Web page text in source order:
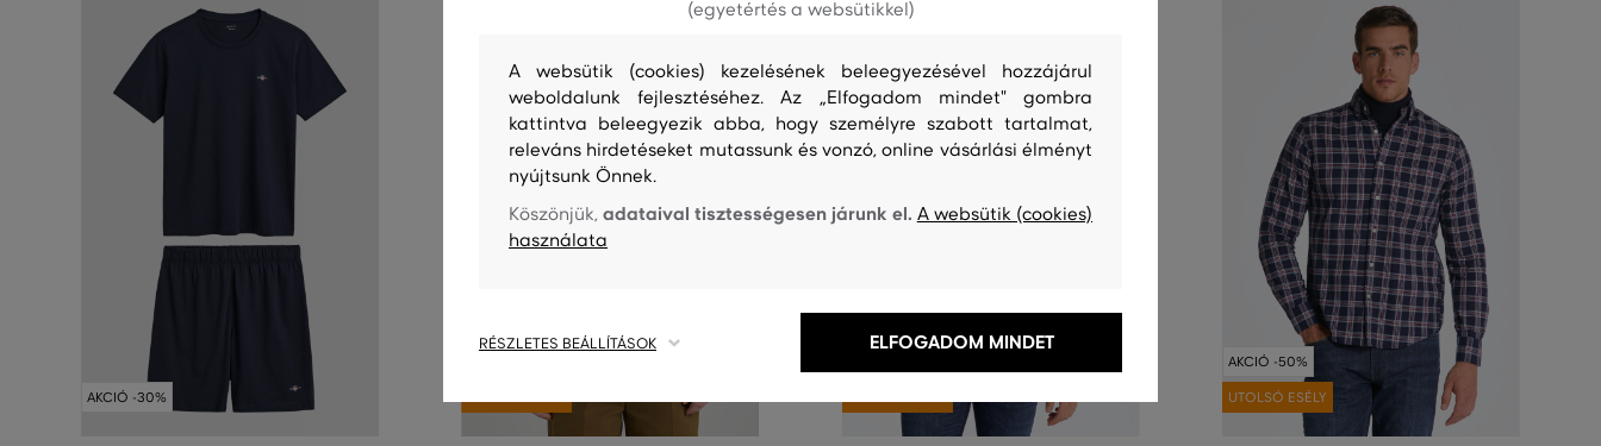
AKCIÓ -30%
AKCIÓ -50%
UTOLSÓ ESÉLY
(egyetértés a websütikkel)
A websütik (cookies) kezelésének beleegyezésével hozzájárul
weboldalunk fejlesztéséhez. Az „Elfogadom mindet" gombra
kattintva beleegyezik abba, hogy személyre szabott tartalmat,
releváns hirdetéseket mutassunk és vonzó, online vásárlási élményt
nyújtsunk Önnek.
Köszönjük,adataival tisztességesen járunk el. A websütik (cookies)
használata
RÉSZLETES BEÁLLÍTÁSOK ELFOGADOM MINDET